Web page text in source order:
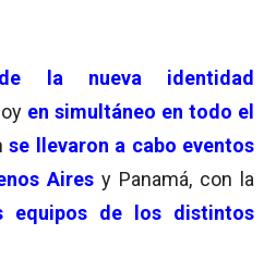
de la nueva identidad
en simultáneo en todo el
se llevaron a cabo eventos
Aires y Panamá, con la
equipos de los distintos